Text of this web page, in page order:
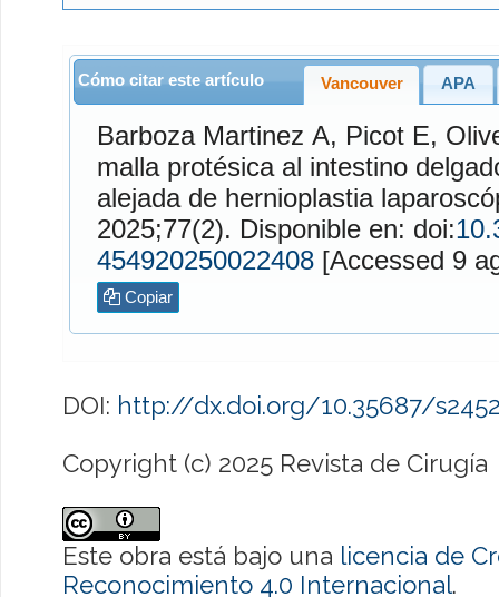
Cómo citar este artículo Vancouver APA
Barboza Martinez A, PicotE,
malla protésica al intestino
alejada de hernioplastia
2025;77(2). Disponible en: doi:
454920250022408
Copiar
DOI: http://dx.doi.org/10.35687/
Copyright (c) 2025 Revista de Cirugía
Este obra está bajo una licencia de
Reconocimiento 4.0 Internacional.